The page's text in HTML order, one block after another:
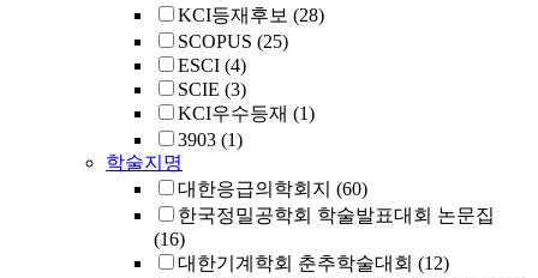
KCI등재후보 (28)
SCOPUS (25)
ESCI (4)
SCIE (3)
KCI우수등재 (1)
3903 (1)
학술지명
대한응급의학회지 (60)
한국정밀공학회 학술발표대회 논문집
(16)
대한기계학회 춘추학술대회 (12)